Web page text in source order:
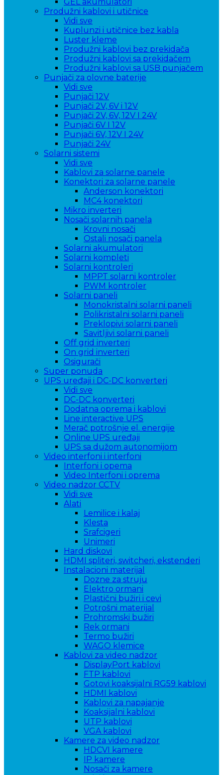
Produžni kablovi i utičnice
Vidi sve
Kuplunzi i utičnice bez kabla
Luster kleme
Produžni kablovi bez prekidača
Produžni kablovi sa prekidačem
Produžni kablovi sa USB punjačem
Punjači za olovne baterije
Vidi sve
Punjači 12V
Punjači 2V, 6V i 12V
Punjači 2V, 6V, 12V I 24V
Punjači 6V I 12V
Punjači 6V, 12V I 24V
Punjači 24V
Solarni sistemi
Vidi sve
Kablovi za solarne panele
Konektori za solarne panele
Anderson konektori
MC4 konektori
Mikro inverteri
Nosači solarnih panela
Krovni nosači
Ostali nosači panela
Solarni akumulatori
Solarni kompleti
Solarni kontroleri
MPPT solarni kontroler
PWM kontroler
Solarni paneli
Monokristalni solarni paneli
Polikristalni solarni paneli
Preklopivi solarni paneli
Savitljivi solarni paneli
Off grid inverteri
On grid inverteri
Osigurači
Super ponuda
UPS uređaji i DC-DC konverteri
Vidi sve
DC-DC konverteri
Dodatna oprema i kablovi
Line interactive UPS
Merač potrošnje el. energije
Online UPS uređaji
UPS sa dužom autonomijom
Video interfoni i interfoni
Interfoni i opema
Video Interfoni i oprema
Video nadzor CCTV
Vidi sve
Alati
Lemilice i kalaj
Klesta
Srafcigeri
Unimeri
Hard diskovi
HDMI spliteri, switcheri, ekstenderi
Instalacioni materijal
Dozne za struju
Elektro ormani
Plastični bužiri i cevi
Potrošni materijal
Prohromski bužiri
Rek ormani
Termo bužiri
WAGO klemice
Kablovi za video nadzor
DisplayPort kablovi
FTP kablovi
Gotovi koaksijalni RG59 kablovi
HDMI kablovi
Kablovi za napajanje
Koaksijalni kablovi
UTP kablovi
VGA kablovi
Kamere za video nadzor
HDCVI kamere
IP kamere
Nosači za kamere